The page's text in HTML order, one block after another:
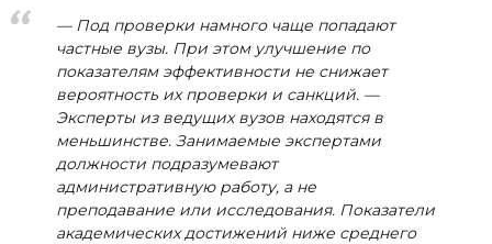
— Под проверки намного чаще попадают
частные вузы. При этом улучшение по
показателям эффективности не снижает
вероятность их проверки и санкций. —
Эксперты из ведущих вузов находятся в
меньшинстве. Занимаемые экспертами
должности подразумевают
административную работу, а не
преподавание или исследования. Показатели
академических достижений ниже среднего